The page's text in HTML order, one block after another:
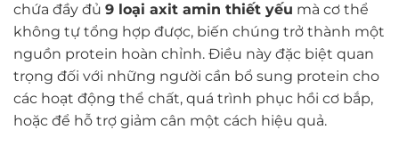
chứa đầy đủ 9 loại axit amin thiết yếu mà cơ thể
không tự tổng hợp được, biến chúng trở thành một
nguồn protein hoàn chỉnh. Điều này đặc biệt quan
trọng đối với những người cần bổ sung protein cho
các hoạt động thể chất, quá trình phục hồi cơ bắp,
hoặc để hỗ trợ giảm cân một cách hiệu quả.